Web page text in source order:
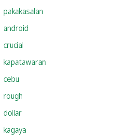
pakakasalan
android
crucial
kapatawaran
cebu
rough
dollar
kagaya